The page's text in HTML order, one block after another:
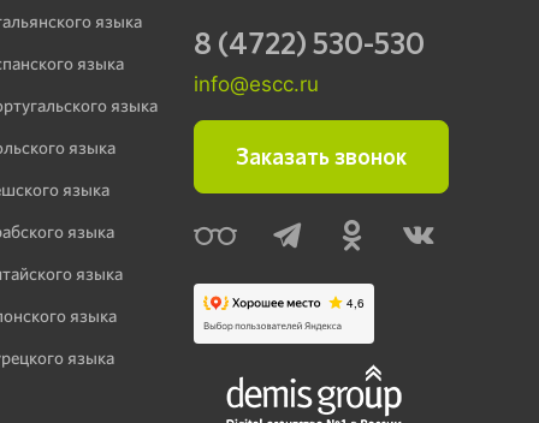
языка
языка
языка
языка
языка
языка
языка
языка
языка
8 (4722) 530-530
info@escc.ru
Заказать звонок